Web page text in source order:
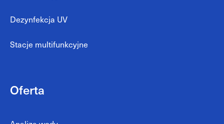
Dezynfekcja UV
Stacje multifunkcyjne
Oferta